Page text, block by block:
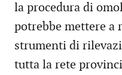
la procedura di
potrebbe mettere a
strumenti di
tutta la rete